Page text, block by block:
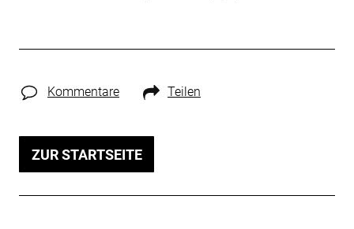
Kommentare Teilen
ZUR STARTSEITE